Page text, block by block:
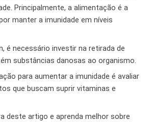
Principalmente, a alimentação é a
manter a imunidade em níveis
é necessário investir na retirada de
substâncias danosas ao organismo.
para aumentar a imunidade é avaliar
que buscam suprir vitaminas e
deste artigo e aprenda melhor sobre